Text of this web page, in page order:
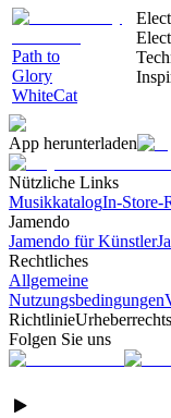
Path to
Glory
WhiteCat
App herunterladen
Nützliche Links
MusikkatalogIn-Store-
Jamendo
Jamendo für Künstler
Rechtliches
Allgemeine
Nutzungsbedingungen
Richtlinie
Folgen Sie uns